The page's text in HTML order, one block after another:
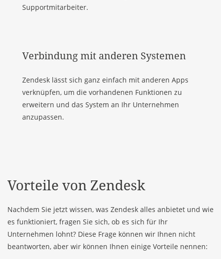
Supportmitarbeiter.
Verbindung mit anderen Systemen
Zendesk lässt sich ganz einfach mit anderen Apps
verknüpfen, um die vorhandenen Funktionen zu
erweitern und das System an Ihr Unternehmen
anzupassen.
Vorteile von Zendesk
Nachdem Sie jetzt wissen, was Zendesk alles anbietet und wie
es funktioniert, fragen Sie sich, ob es sich für Ihr
Unternehmen lohnt? Diese Frage können wir Ihnen nicht
beantworten, aber wir können Ihnen einige Vorteile nennen: